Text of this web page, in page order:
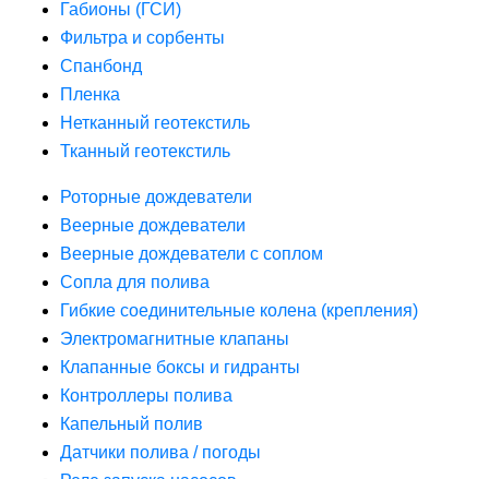
Габионы (ГСИ)
Фильтра и сорбенты
Спанбонд
Пленка
Нетканный геотекстиль
Тканный геотекстиль
Роторные дождеватели
Веерные дождеватели
Веерные дождеватели с соплом
Сопла для полива
Гибкие соединительные колена (крепления)
Электромагнитные клапаны
Клапанные боксы и гидранты
Контроллеры полива
Капельный полив
Датчики полива / погоды